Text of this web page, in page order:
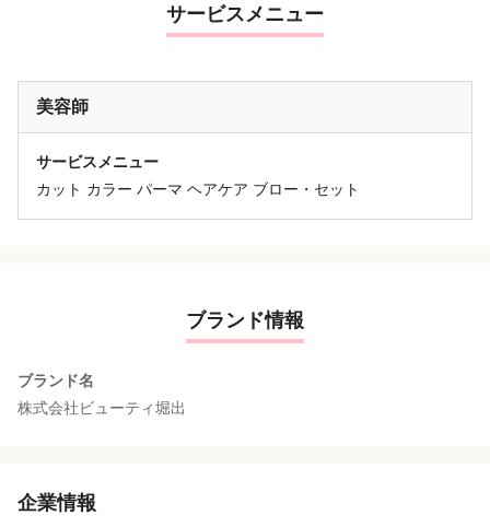
サービスメニュー
美容師
サービスメニュー
カット カラー パーマ ヘアケア ブロー・セット
ブランド情報
ブランド名
株式会社ビューティ堀出
企業情報